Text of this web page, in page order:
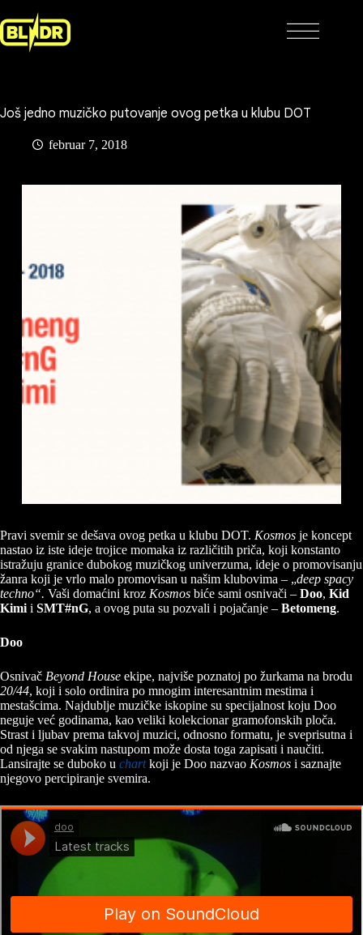
to
content
Još jedno muzičko putovanje ovog petka u klubu DOT
februar 7, 2018
Pravi svemir se dešava ovog petka u klubu DOT. Kosmos je koncept
nastao iz iste ideje trojice momaka iz različitih priča, koji konstanto
istražuju granice dubokog muzičkog univerzuma, ideje o promovisanju
žanra koji je vrlo malo promovisan u našim klubovima – „deep spacy
techno“. Vaši domaćini kroz Kosmos biće sami osnivači – Doo, Kid
Kimi i SMT#nG, a ovog puta su pozvali i pojačanje – Betomeng.
Doo
Osnivač Beyond House ekipe, najviše poznatoj po žurkama na brodu
20/44, koji i solo ordinira po mnogim interesantnim mestima i
mestašcima. Najdublje muzičke iskopine su specijalnost koju Doo
neguje već godinama, kao veliki kolekcionar gramofonskih ploča.
Strast i ljubav prema takvoj muzici, odnosno formatu, je sveprisutna i
od njega se svakim nastupom može dosta toga zapisati i naučiti.
Lansirajte se duboko u chartkoji je Doo nazvao Kosmos i saznajte
njegovo percipiranje svemira.